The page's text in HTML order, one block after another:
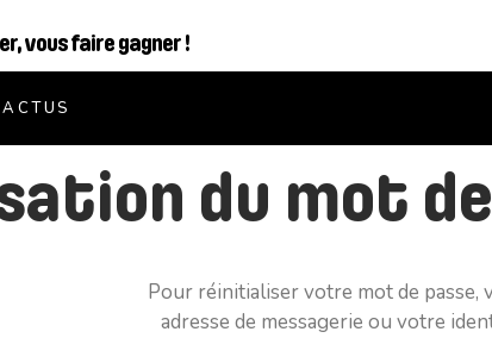
vous faire gagner !
du mot
Pour réinitialiser votre mot de passe,
adresse de messagerie ou votre